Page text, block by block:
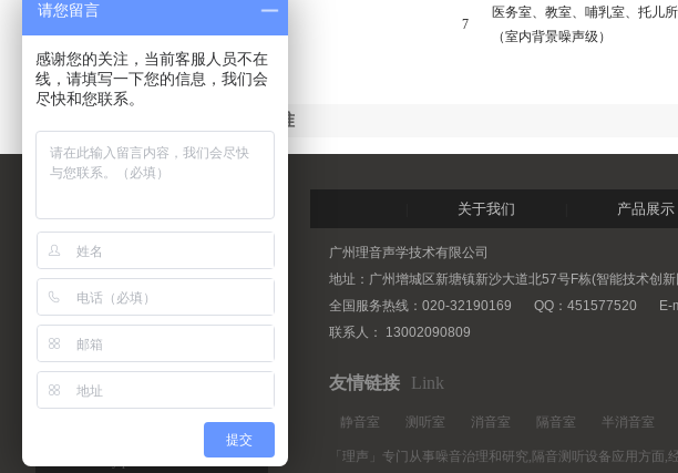
7
医务室、 教室、 哺乳室、 托儿所
（室内背景噪声级 ）
工业企业厂界噪声标准
关于我们 产品展示
广州理音声学技术有限公司
地址：广州增城区新塘镇新沙大道北57号F栋(智能技术创
全国服务热线：020-32190169
QQ：451577520
E-
联系人： 13002090809
友情链接 Link
静音室 测听室 消音室 隔音室 半消音室
「理声」专门从事噪音治理和研究,隔音测听设备应用方面
请您留言
感谢您的关注，当前客服人员不在
线，请填写一下您的信息，我们会
尽快和您联系。
提交